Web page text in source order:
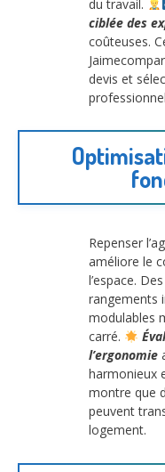
du travail.
ciblée des
coûteuses.
devis et
Repenser
améliore le
l’espace.
rangements
modulables
carré.
l’ergonomie
harmonieux
montre que
peuvent
logement.